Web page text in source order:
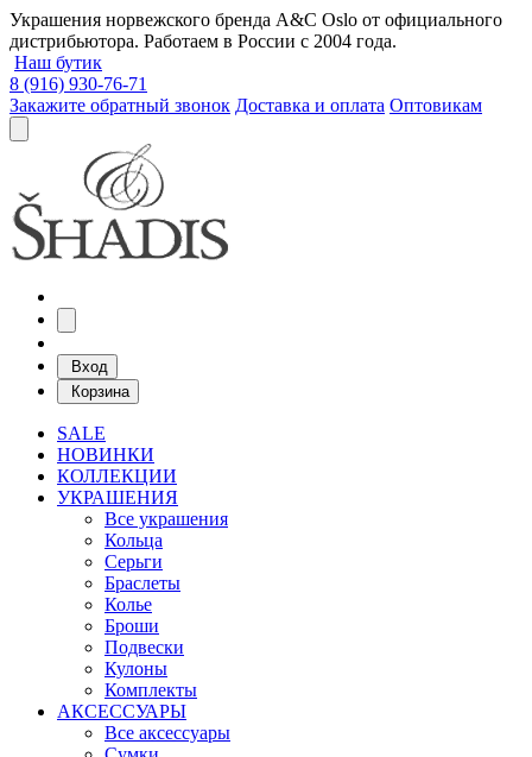
Украшения норвежского бренда A&C Oslo от официального
дистрибьютора. Работаем в России с 2004 года.
Наш бутик
8 (916) 930-76-71
Закажите обратный звонок Доставка и оплата Оптовикам
Вход
Корзина
SALE
НОВИНКИ
КОЛЛЕКЦИИ
УКРАШЕНИЯ
Все украшения
Кольца
Серьги
Браслеты
Колье
Броши
Подвески
Кулоны
Комплекты
АКСЕССУАРЫ
Все аксессуары